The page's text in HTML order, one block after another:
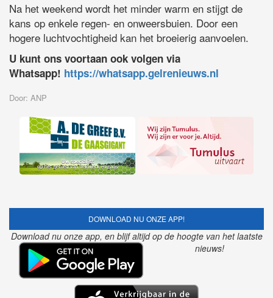
Na het weekend wordt het minder warm en stijgt de
kans op enkele regen- en onweersbuien. Door een
hogere luchtvochtigheid kan het broeierig aanvoelen.
U kunt ons voortaan ook volgen via
Whatsapp! https://whatsapp.gelrenieuws.nl
Door: ANP
DOWNLOAD NU ONZE APP!
Download nu onze app, en blijf altijd op de hoogte van het laatste
nieuws!